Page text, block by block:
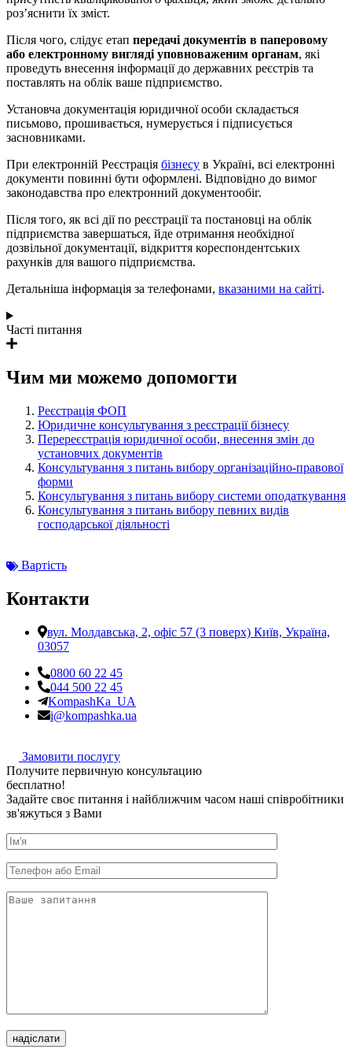
роз’яснити їх зміст.
Після чого, слідує етап передачі документів в паперовому
або електронному вигляді уповноваженим органам, які
проведуть внесення інформації до державних реєстрів та
поставлять на облік ваше підприємство.
Установча документація юридичної особи складається
письмово, прошивається, нумерується і підписується
засновниками.
При електронній Реєстрація бізнесу в Україні, всі електронні
документи повинні бути оформлені. Відповідно до вимог
законодавства про електронний документообіг.
Після того, як всі дії по реєстрації та постановці на облік
підприємства завершаться, йде отримання необхідної
дозвільної документації, відкриття кореспондентських
рахунків для вашого підприємства.
Детальніша інформація за телефонами, вказаними на сайті.
Часті питання
Чим ми можемо допомогти
Реєстрація ФОП
Юридичне консультування з реєстрації бізнесу
Перереєстрація юридичної особи, внесення змін до
установчих документів
Консультування з питань вибору організаційно-правової
форми
Консультування з питань вибору системи оподаткування
Консультування з питань вибору певних видів
господарської діяльності
Вартість
Контакти
вул. Молдавська, 2, офіс 57 (3 поверх) Київ, Україна,
03057
0800 60 22 45
044 500 22 45
KompashKa_UA
i@kompashka.ua
Замовити послугу
Получите первичную консультацию
бесплатно!
Задайте своє питання і найближчим часом наші співробітники
зв'яжуться з Вами